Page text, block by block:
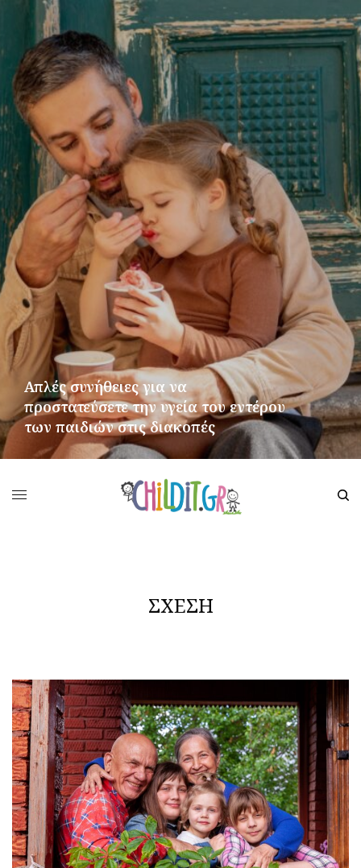
Απλές συνήθειες για να
προστατεύσετε την υγεία του εντέρου
των παιδιών στις διακοπές
ΣΧΕΣΗ